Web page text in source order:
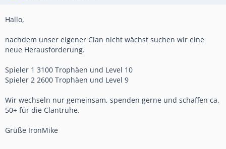
Hallo,
nachdem unser eigener Clan nicht wächst suchen wir eine
neue Herausforderung.
Spieler 1 3100 Trophäen und Level 10
Spieler 2 2600 Trophäen und Level 9
Wir wechseln nur gemeinsam, spenden gerne und schaffen ca.
50+ für die Clantruhe.
Grüße IronMike